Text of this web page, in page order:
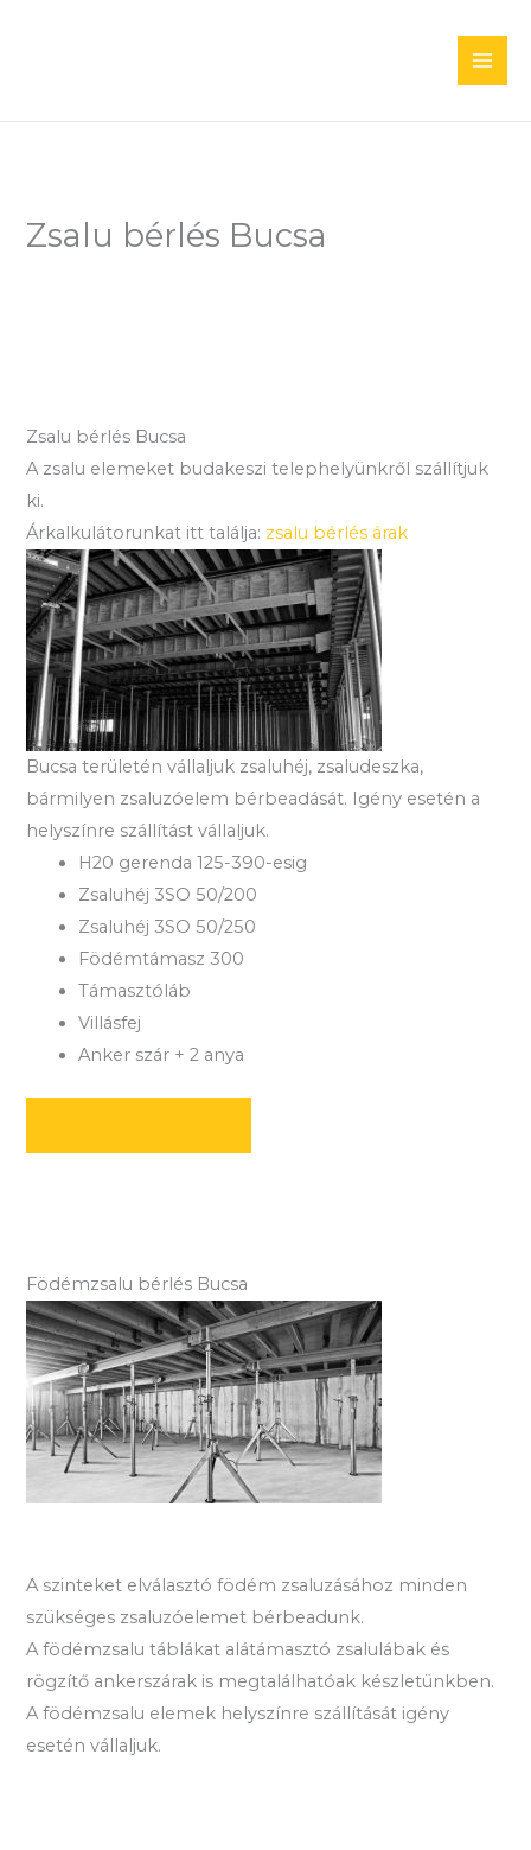
Zsalu bérlés Bucsa
Zsalu bérlés Bucsa
A zsalu elemeket budakeszi telephelyünkről szállítjuk
ki.
Árkalkulátorunkat itt találja: zsalu bérlés árak
Bucsa területén vállaljuk zsaluhéj, zsaludeszka,
bármilyen zsaluzóelem bérbeadását. Igény esetén a
helyszínre szállítást vállaljuk.
H20 gerenda 125-390-esig
Zsaluhéj 3SO 50/200
Zsaluhéj 3SO 50/250
Födémtámasz 300
Támasztóláb
Villásfej
Anker szár + 2 anya
Födémzsalu bérlés Bucsa
A szinteket elválasztó födém zsaluzásához minden
szükséges zsaluzóelemet bérbeadunk.
A födémzsalu táblákat alátámasztó zsalulábak és
rögzítő ankerszárak is megtalálhatóak készletünkben.
A födémzsalu elemek helyszínre szállítását igény
esetén vállaljuk.